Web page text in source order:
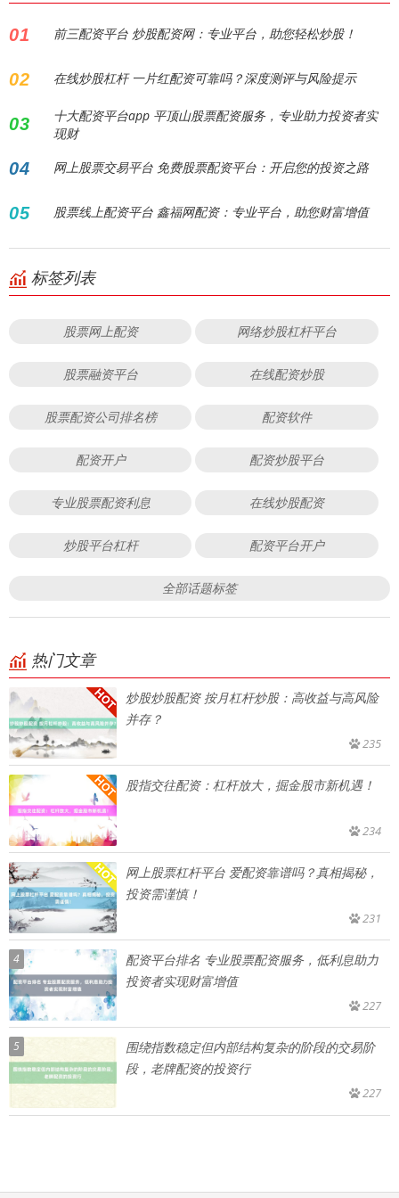
01 前三配资平台 炒股配资网：专业平台，助您轻松炒股！
02 在线炒股杠杆 一片红配资可靠吗？深度测评与风险提示
03
十大配资平台app 平顶山股票配资服务，专业助力投资者实
现财
04 网上股票交易平台 免费股票配资平台：开启您的投资之路
05 股票线上配资平台 鑫福网配资：专业平台，助您财富增值
标签列表
股票网上配资 网络炒股杠杆平台
股票融资平台 在线配资炒股
股票配资公司排名榜 配资软件
配资开户 配资炒股平台
专业股票配资利息 在线炒股配资
炒股平台杠杆 配资平台开户
全部话题标签
热门文章
炒股炒股配资 按月杠杆炒股：高收益与高风险
并存？
235
股指交往配资：杠杆放大，掘金股市新机遇！
234
网上股票杠杆平台 爱配资靠谱吗？真相揭秘，
投资需谨慎！
231
4
配资平台排名 专业股票配资服务，低利息助力
投资者实现财富增值
227
5
围绕指数稳定但内部结构复杂的阶段的交易阶
段，老牌配资的投资行
227